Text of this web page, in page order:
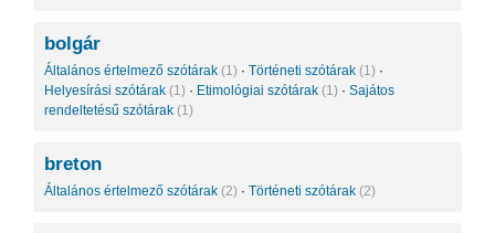
bolgár
Általános értelmező szótárak (1) · Történeti szótárak (1) ·
Helyesírási szótárak (1) · Etimológiai szótárak (1) · Sajátos
rendeltetésű szótárak (1)
breton
Általános értelmező szótárak (2) · Történeti szótárak (2)